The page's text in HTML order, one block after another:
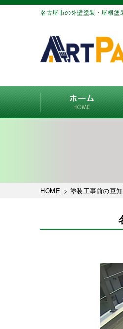
名古屋市の外壁塗装・屋根塗
HOME > 塗装工事前の豆